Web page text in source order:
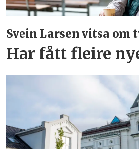
Svein Larsen vitsa om
Har fått fleire